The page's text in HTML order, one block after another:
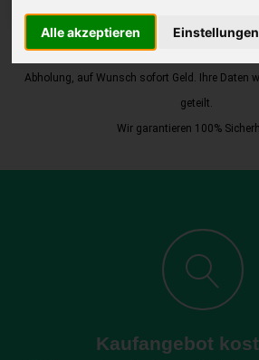
Alle akzeptieren
Kostenloses Angebotfür den Ankauf Ihres
Abholung, auf Wunsch sofort Geld. Ihre Daten
geteilt.
Wir garantieren 100%
Kaufangebot